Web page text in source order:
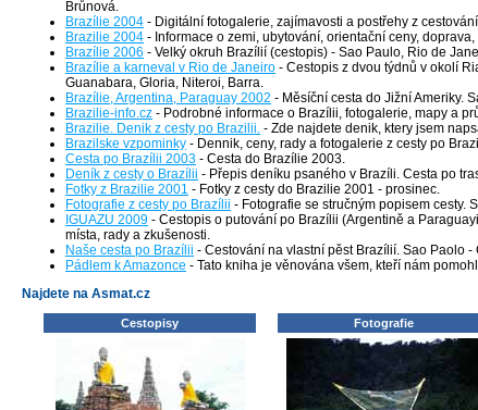
Brůnová.
Brazílie 2004 - Digitální fotogalerie, zajímavosti a postřehy z
Brazilie 2004 - Informace o zemi, ubytování, orientační ceny, doprava,
Brazílie 2006 - Velký okruh Brazílií (cestopis) - Sao Paulo, Rio de
Brazílie a karneval v Rio de Janeiro - Cestopis z dvou týdnů v okolí
Guanabara, Gloria, Niteroi, Barra.
Brazílie, Argentina, Paraguay 2002 - Měsíční cesta do Jižní Ameriky.
Brazilie-info.cz - Podrobné informace o Brazílii, fotogalerie, mapy a
Brazilie. Denik z cesty po Brazilii. - Zde najdete denik, ktery jsem
Brazilske vzpominky - Dennik, ceny, rady a fotogalerie z cesty po
Cesta po Brazílii 2003 - Cesta do Brazílie 2003.
Deník z cesty o Brazílii - Přepis deníku psaného v Brazíli. Cesta po
Fotky z Brazilie 2001 - Fotky z cesty do Brazilie 2001 - prosinec.
Fotografie z cesty po Brazílii - Fotografie se stručným popisem cesty.
IGUAZU 2009 - Cestopis o putování po Brazílii (Argentině a
místa, rady a zkušenosti.
Naše cesta po Brazílii - Cestování na vlastní pěst Brazílií. Sao Paolo
Pádlem k Amazonce - Tato kniha je věnována všem, kteří nám
Najdete na Asmat.cz
Cestopisy Fotografie